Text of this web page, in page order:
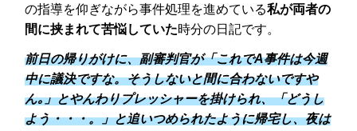
の指導を仰ぎながら事件処理を進めている私が両者の
間に挟まれて苦悩していた時分の日記です。
前日の帰りがけに、副審判官が「これでA事件は今週
中に議決ですな。そうしないと間に合わないですや
ん｡」とやんわりプレッシャーを掛けられ、「どうし
よう・・・。」と追いつめられたように帰宅し、夜は